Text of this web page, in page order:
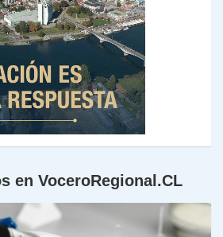
en VoceroRegional.CL